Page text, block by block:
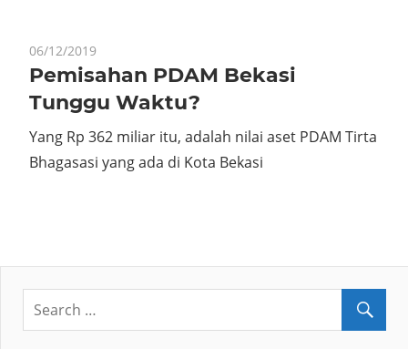
06/12/2019
Pemisahan PDAM Bekasi
Tunggu Waktu?
Yang Rp 362 miliar itu, adalah nilai aset PDAM Tirta
Bhagasasi yang ada di Kota Bekasi